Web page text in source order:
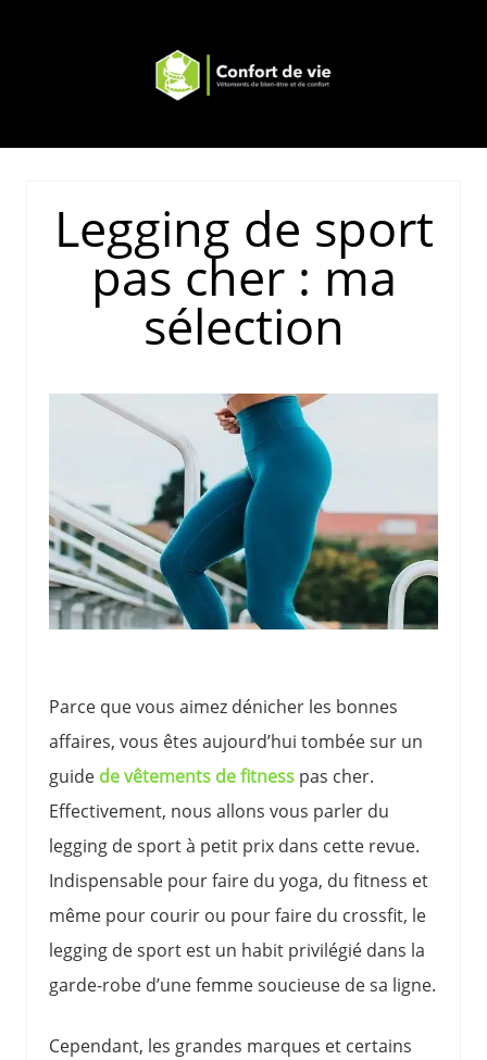
Legging de sport
pas cher : ma
sélection
Parce que vous aimez dénicher les bonnes
affaires, vous êtes aujourd’hui tombée sur un
guide de vêtements de fitness pas cher.
Effectivement, nous allons vous parler du
legging de sport à petit prix dans cette revue.
Indispensable pour faire du yoga, du fitness et
même pour courir ou pour faire du crossfit, le
legging de sport est un habit privilégié dans la
garde-robe d’une femme soucieuse de sa ligne.
Cependant, les grandes marques et certains